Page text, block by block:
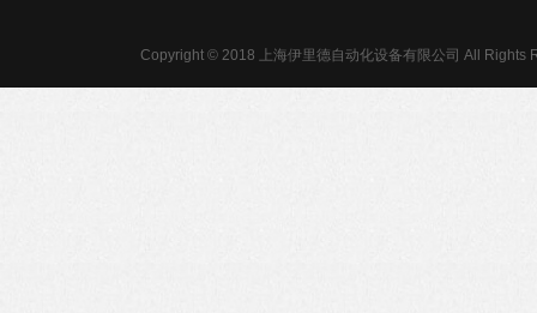
Copyright © 2018 上海伊里德自动化设备有限公司 All Rights